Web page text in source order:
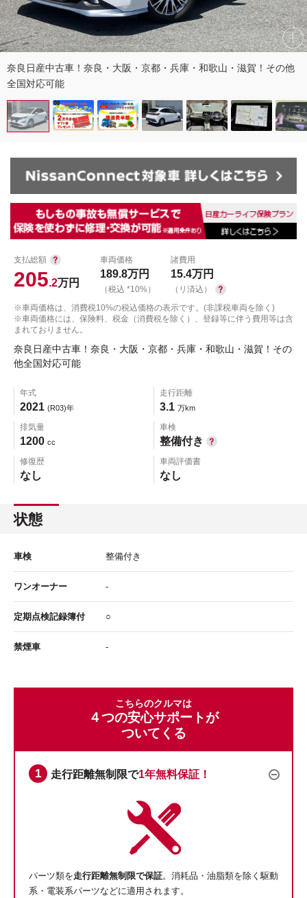
奈良日産中古車！奈良・大阪・京都・兵庫・和歌山・滋賀！その他
全国対応可能
支払総額
205.2万円
車両価格
189.8万円
（税込 *10%）
諸費用
15.4万円
（リ済込）
※車両価格は、消費税10%の税込価格の表示です。(非課税車両を除く)
※車両価格には、保険料、税金（消費税を除く）、登録等に伴う費用等は含
まれておりません。
奈良日産中古車！奈良・大阪・京都・兵庫・和歌山・滋賀！その
他全国対応可能
年式
2021 (R03)年
走行距離
3.1 万km
排気量
1200 cc
車検
整備付き
修復歴
なし
車両評価書
なし
状態
車検 整備付き
ワンオーナー -
定期点検記録簿付 ○
禁煙車 -
こちらのクルマは
４つの安心サポートが
ついてくる
走行距離無制限で1年無料保証！
パーツ類を走行距離無制限で保証。消耗品・油脂類を除く駆動
系・電装系パーツなどに適用されます。